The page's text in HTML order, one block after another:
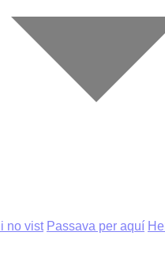
no vist Passava per aquí